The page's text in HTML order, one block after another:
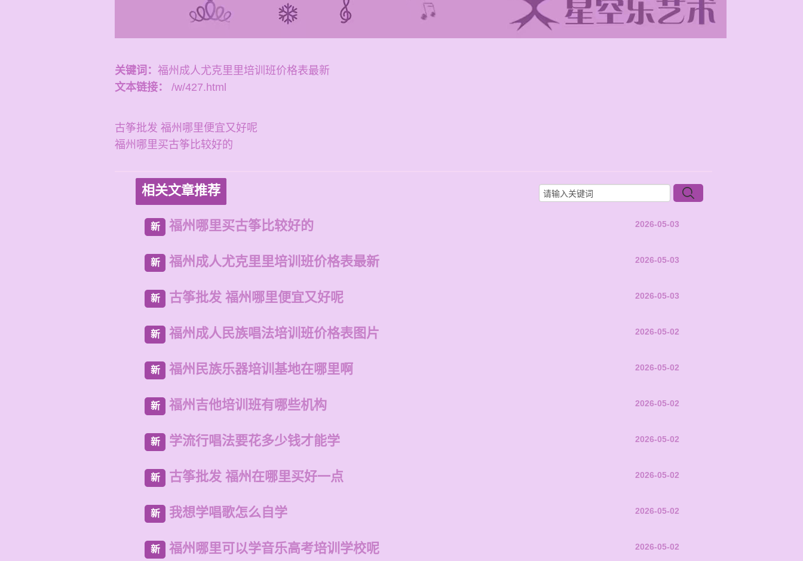
关键词： 福州成人尤克里里培训班价格表最新
文本链接：
/w/427.html
古筝批发 福州哪里便宜又好呢
福州哪里买古筝比较好的
相关文章推荐
新 福州哪里买古筝比较好的 2026-05-03
新 福州成人尤克里里培训班价格表最新 2026-05-03
新 古筝批发 福州哪里便宜又好呢 2026-05-03
新 福州成人民族唱法培训班价格表图片 2026-05-02
新 福州民族乐器培训基地在哪里啊 2026-05-02
新 福州吉他培训班有哪些机构 2026-05-02
新 学流行唱法要花多少钱才能学 2026-05-02
新 古筝批发 福州在哪里买好一点 2026-05-02
新 我想学唱歌怎么自学 2026-05-02
新 福州哪里可以学音乐高考培训学校呢 2026-05-02